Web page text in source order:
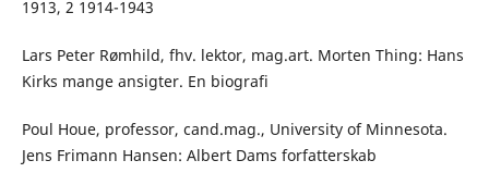
1913, 2 1914-1943
Lars Peter Rømhild, fhv. lektor, mag.art. Morten Thing: Hans
Kirks mange ansigter. En biografi
Poul Houe, professor, cand.mag., University of Minnesota.
Jens Frimann Hansen: Albert Dams forfatterskab